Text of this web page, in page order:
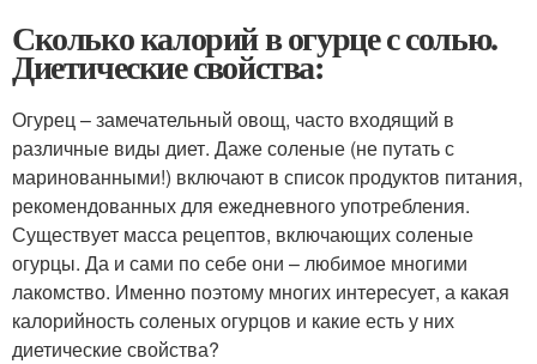
Сколько калорий в огурце с солью.
Диетические свойства:
Огурец – замечательный овощ, часто входящий в
различные виды диет. Даже соленые (не путать с
маринованными!) включают в список продуктов питания,
рекомендованных для ежедневного употребления.
Существует масса рецептов, включающих соленые
огурцы. Да и сами по себе они – любимое многими
лакомство. Именно поэтому многих интересует, а какая
калорийность соленых огурцов и какие есть у них
диетические свойства?